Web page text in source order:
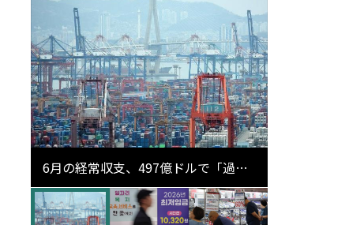
6月の経常収支、497億ドルで「過去
最大」…輸出が初の1000億ドル突破